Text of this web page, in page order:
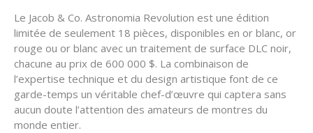
Le Jacob & Co. Astronomia Revolution est une édition
limitée de seulement 18 pièces, disponibles en or blanc, or
rouge ou or blanc avec un traitement de surface DLC noir,
chacune au prix de 600 000 $. La combinaison de
l’expertise technique et du design artistique font de ce
garde-temps un véritable chef-d’œuvre qui captera sans
aucun doute l’attention des amateurs de montres du
monde entier.